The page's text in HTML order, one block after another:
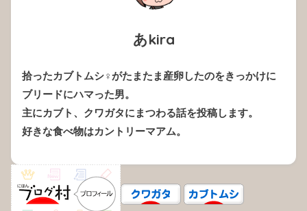
あkira
拾ったカブトムシ♀がたまたま産卵したのをきっかけに
ブリードにハマった男。
主にカブト、クワガタにまつわる話を投稿します。
好きな食べ物はカントリーマアム。